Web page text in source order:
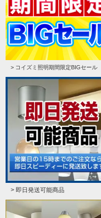
> コイズミ照明期間限定BIGセール
> 即日発送可能商品